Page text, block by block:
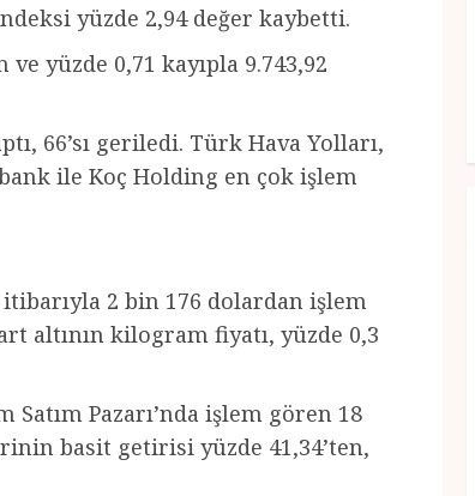
yüzde 2,94 değer kaybetti.
yüzde 0,71 kayıpla 9.743,92
66’sı geriledi. Türk Hava Yolları,
ile Koç Holding en çok işlem
2 bin 176 dolardan işlem
altının kilogram fiyatı, yüzde 0,3
Pazarı’nda işlem gören 18
basit getirisi yüzde 41,34’ten,